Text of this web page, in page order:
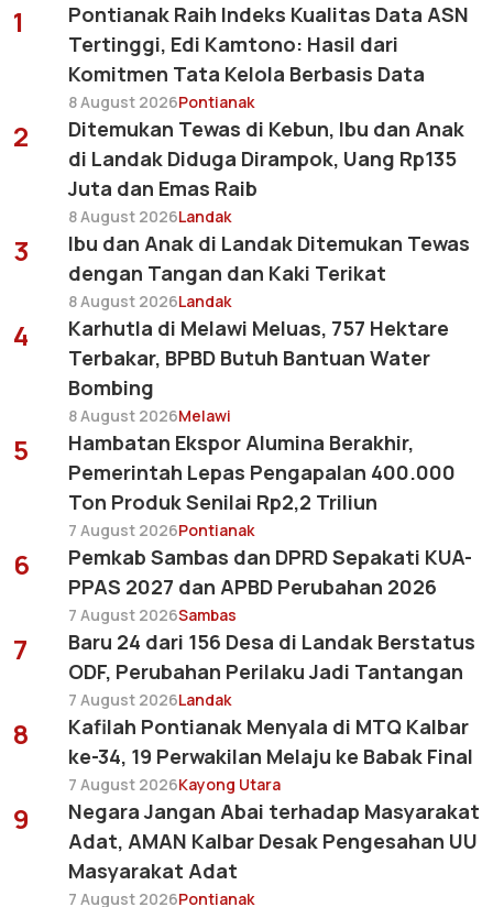
1
Pontianak Raih Indeks Kualitas Data ASN
Tertinggi, Edi Kamtono: Hasil dari
Komitmen Tata Kelola Berbasis Data
8 August 2026Pontianak
2
Ditemukan Tewas di Kebun, Ibu dan Anak
di Landak Diduga Dirampok, Uang Rp135
Juta dan Emas Raib
8 August 2026Landak
3
Ibu dan Anak di Landak Ditemukan Tewas
dengan Tangan dan Kaki Terikat
8 August 2026Landak
4
Karhutla di Melawi Meluas, 757 Hektare
Terbakar, BPBD Butuh Bantuan Water
Bombing
8 August 2026Melawi
5
Hambatan Ekspor Alumina Berakhir,
Pemerintah Lepas Pengapalan 400.000
Ton Produk Senilai Rp2,2 Triliun
7 August 2026Pontianak
6
Pemkab Sambas dan DPRD Sepakati KUA-
PPAS 2027 dan APBD Perubahan 2026
7 August 2026Sambas
7
Baru 24 dari 156 Desa di Landak Berstatus
ODF, Perubahan Perilaku Jadi Tantangan
7 August 2026Landak
8
Kafilah Pontianak Menyala di MTQ Kalbar
ke-34, 19 Perwakilan Melaju ke Babak Final
7 August 2026Kayong Utara
9
Negara Jangan Abai terhadap Masyarakat
Adat, AMAN Kalbar Desak Pengesahan UU
Masyarakat Adat
7 August 2026Pontianak